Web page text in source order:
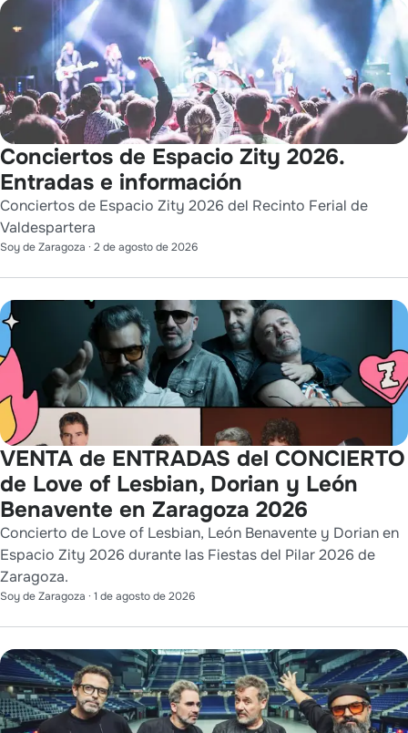
Conciertos de Espacio Zity 2026.
Entradas e información
Conciertos de Espacio Zity 2026 del Recinto Ferial de
Valdespartera
Soy de Zaragoza · 2 de agosto de 2026
VENTA de ENTRADAS del CONCIERTO
de Love of Lesbian, Dorian y León
Benavente en Zaragoza 2026
Concierto de Love of Lesbian, León Benavente y Dorian en
Espacio Zity 2026 durante las Fiestas del Pilar 2026 de
Zaragoza.
Soy de Zaragoza · 1 de agosto de 2026